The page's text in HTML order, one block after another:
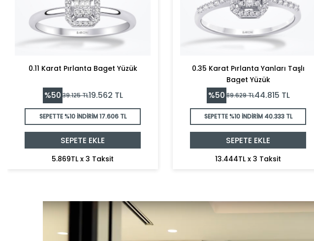
0.11 Karat Pırlanta Baget Yüzük
%50 39.125TL19.562 TL
SEPETTE %10 İNDİRİM17.606 TL
SEPETE EKLE
5.869TL x 3 Taksit
0.35 Karat Pırlanta Yanları Taşlı
Baget Yüzük
%50 89.629TL44.815 TL
SEPETTE %10 İNDİRİM 40.333 TL
SEPETE EKLE
13.444TL x 3 Taksit